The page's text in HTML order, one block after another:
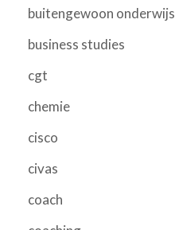
buitengewoon onderwijs
business studies
cgt
chemie
cisco
civas
coach